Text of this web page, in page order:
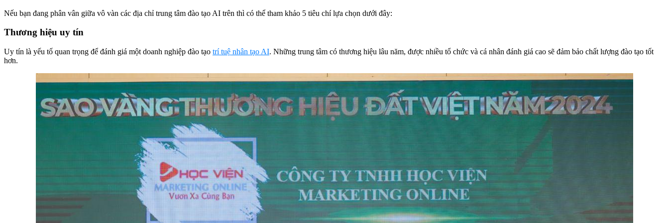
Nếu bạn đang phân vân giữa vô vàn các địa chỉ trung tâm đào tạo AI trên thì có thể tham khảo 5 tiêu chí lựa chọn dưới đây:
Thương hiệu uy tín
Uy tín là yếu tố quan trọng để đánh giá một doanh nghiệp đào tạo trí tuệ nhân tạo AI. Những trung tâm có thương hiệu lâu năm, được nhiều tổ chức và cá nhân đánh giá cao sẽ đảm bảo chất lượng đào tạo tốt
hơn.